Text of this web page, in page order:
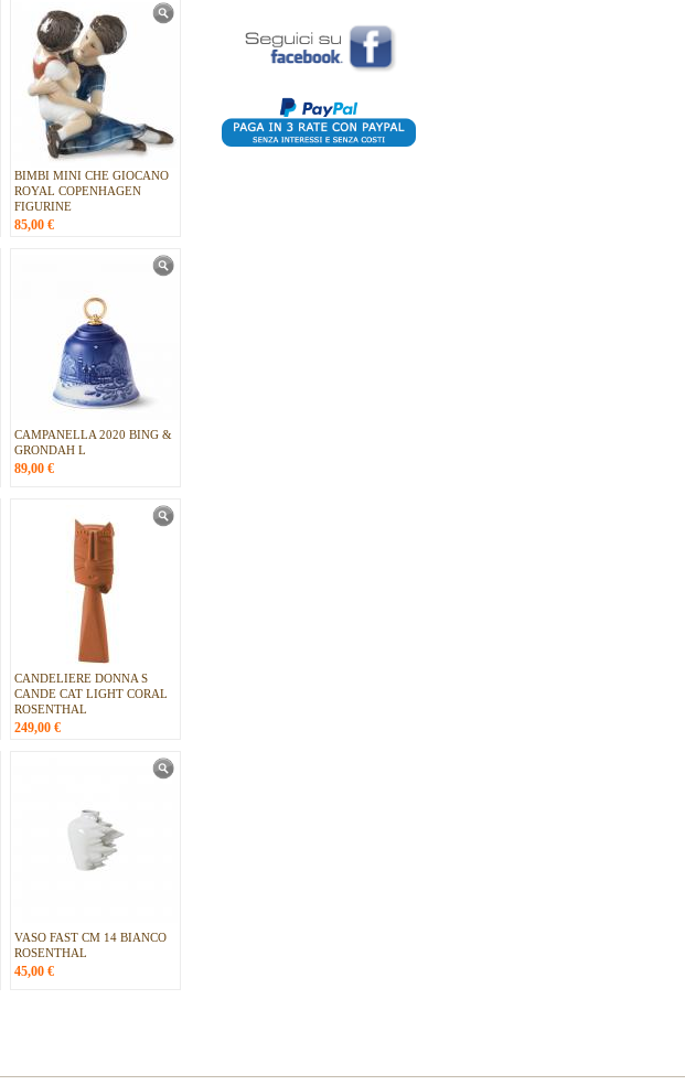
BIMBI MINI CHE GIOCANO
ROYAL COPENHAGEN
FIGURINE
85,00 €
CAMPANELLA 2020 BING &
GRONDAH L
89,00 €
CANDELIERE DONNA S
CANDE CAT LIGHT CORAL
ROSENTHAL
249,00 €
VASO FAST CM 14 BIANCO
ROSENTHAL
45,00 €